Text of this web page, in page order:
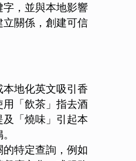
，並與本地影響
立關係，創建可信
地化英文吸引香
「飲茶」指去酒
「燒味」引起本
特定查詢，例如